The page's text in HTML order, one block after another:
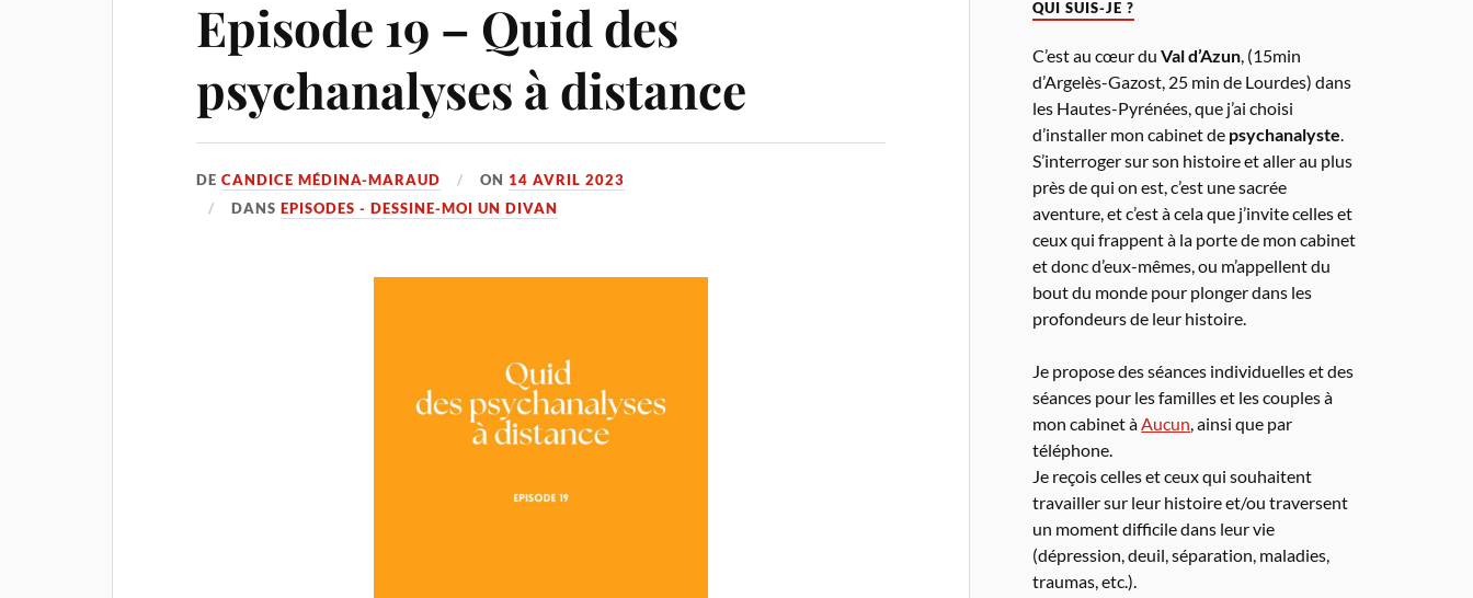
Episode 19 – Quid des
psychanalyses à distance
DECANDICE MÉDINA-MARAUD ON 14 AVRIL 2023
DANSEPISODES - DESSINE-MOI UN DIVAN
QUI SUIS-JE ?
C’est au cœur duVal d’Azun, (15min
d’Argelès-Gazost, 25 min de Lourdes) dans
les Hautes-Pyrénées, que j’ai choisi
d’installer mon cabinet de psychanalyste.
S’interroger sur son histoire et aller au plus
près de qui on est, c’est une sacrée
aventure, et c’est à cela que j’invite celles et
ceux qui frappent à la porte de mon cabinet
et donc d’eux-mêmes, ou m’appellent du
bout du monde pour plonger dans les
profondeurs de leur histoire.
Je propose des séances individuelles et des
séances pour les familles et les couples à
mon cabinet àAucun, ainsi que par
téléphone.
Je reçois celles et ceux qui souhaitent
travailler sur leur histoire et/ou traversent
un moment difficile dans leur vie
(dépression, deuil, séparation, maladies,
traumas, etc.).